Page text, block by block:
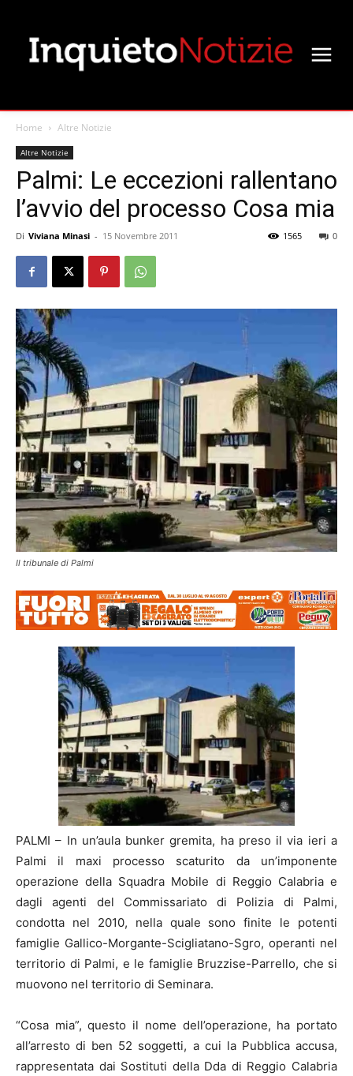
Home Altre Notizie
Altre Notizie
Palmi: Le eccezioni rallentano
l’avvio del processo Cosa mia
Di Viviana Minasi - 15 Novembre 2011 0
1565
Il tribunale di Palmi
PALMI – In un’aula bunker gremita, ha preso il via ieri a
Palmi il maxi processo scaturito da un’imponente
operazione della Squadra Mobile di Reggio Calabria e
dagli agenti del Commissariato di Polizia di Palmi,
condotta nel 2010, nella quale sono finite le potenti
famiglie Gallico-Morgante-Scigliatano-Sgro, operanti nel
territorio di Palmi, e le famiglie Bruzzise-Parrello, che si
muovono nel territorio di Seminara.
“Cosa mia”, questo il nome dell’operazione, ha portato
all’arresto di ben 52 soggetti, a cui la Pubblica accusa,
rappresentata dai Sostituti della Dda di Reggio Calabria